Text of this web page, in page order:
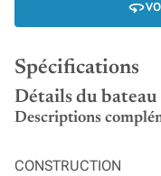
Spécifications
Détails du bateau
Descriptions
CONSTRUCTION